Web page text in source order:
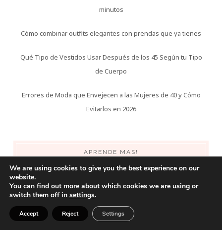
minutos
Cómo combinar outfits elegantes con prendas que ya tienes
Qué Tipo de Vestidos Usar Después de los 45 Según tu Tipo
de Cuerpo
Errores de Moda que Envejecen a las Mujeres de 40 y Cómo
Evitarlos en 2026
APRENDE MAS!
Inicio
Belleza
We are using cookies to give you the best experience on our
website.
You can find out more about which cookies we are using or
switch them off in settings.
Accept Reject Settings